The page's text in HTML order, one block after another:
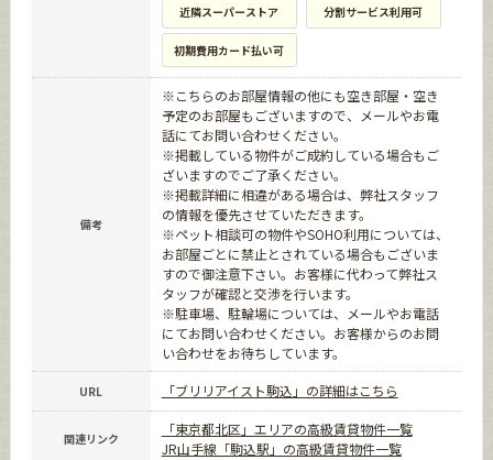
近隣スーパーストア 分割サービス利用可
初期費用カード払い可
備考
※こちらのお部屋情報の他にも空き部屋・空き
予定のお部屋もございますので、メールやお電
話にてお問い合わせください。
※掲載している物件がご成約している場合もご
ざいますのでご了承ください。
※掲載詳細に相違がある場合は、弊社スタッフ
の情報を優先させていただきます。
※ペット相談可の物件やSOHO利用については、
お部屋ごとに禁止とされている場合もございま
すので御注意下さい。お客様に代わって弊社ス
タッフが確認と交渉を行います。
※駐車場、駐輪場については、メールやお電話
にてお問い合わせください。お客様からのお問
い合わせをお待ちしています。
URL 「ブリリアイスト駒込」の詳細はこちら
関連リンク
「東京都北区」エリアの高級賃貸物件一覧
JR山手線「駒込駅」の高級賃貸物件一覧